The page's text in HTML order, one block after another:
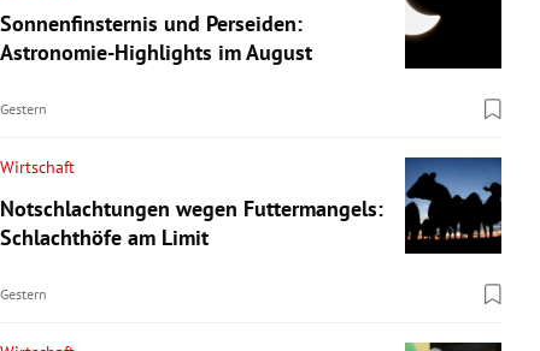
Sonnenfinsternis und Perseiden:
Astronomie-Highlights im August
Gestern
Wirtschaft
Notschlachtungen wegen Futtermangels:
Schlachthöfe am Limit
Gestern